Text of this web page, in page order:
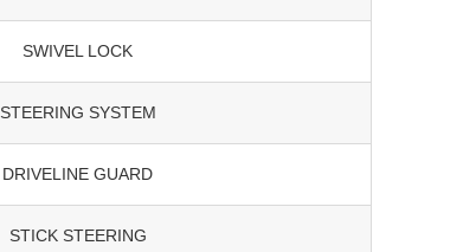
SWIVEL LOCK
STEERING SYSTEM
DRIVELINE GUARD
STICK STEERING